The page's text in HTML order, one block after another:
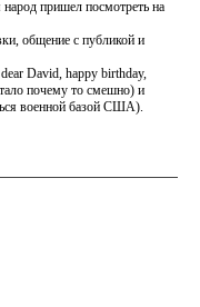
пришел посмотреть на
общение с публикой и
David, happy birthday,
почему то смешно) и
военной базой США).